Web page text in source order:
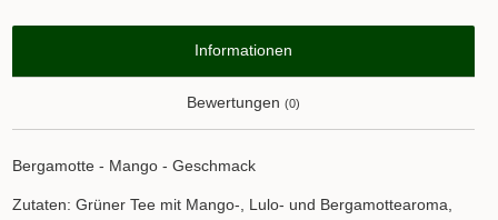
Informationen
Bewertungen (0)
Bergamotte - Mango - Geschmack
Zutaten: Grüner Tee mit Mango-, Lulo- und Bergamottearoma,